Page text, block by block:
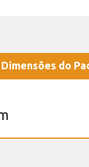
Dimensões do